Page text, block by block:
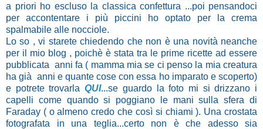
a priori ho escluso la classica confettura ...poi pensandoci
per accontentare i più piccini ho optato per la crema
spalmabile alle nocciole.
Lo so , vi starete chiedendo che non è una novità neanche
per il mio blog , poichè è stata tra le prime ricette ad essere
pubblicata anni fa ( mamma mia se ci penso la mia creatura
ha già anni e quante cose con essa ho imparato e scoperto)
e potrete trovarlaQUI...se guardo la foto mi si drizzano i
capelli come quando si poggiano le mani sulla sfera di
Faraday ( o almeno credo che così si chiami ). Una crostata
fotografata in una teglia...certo non è che adesso sia